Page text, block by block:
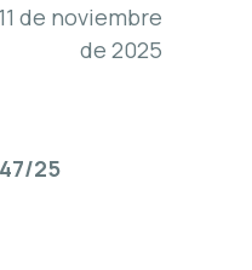
de noviembre
de 2025
25